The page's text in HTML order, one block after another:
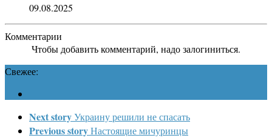
09.08.2025
Комментарии
Чтобы добавить комментарий, надо залогиниться.
Свежее:
Next storyУкраину решили не спасать
Previous storyНастоящие мичуринцы